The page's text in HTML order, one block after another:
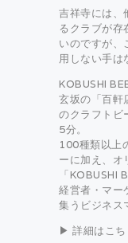
吉祥寺には、
るクラブが存
いのですが、
用しない手は
KOBUSHI
玄坂の「百軒
のクラフトビ
5分。
100種類以上
ーに加え、オ
「KOBUSHI
経営者・マ
集うビジネス
▶ 詳細はこち